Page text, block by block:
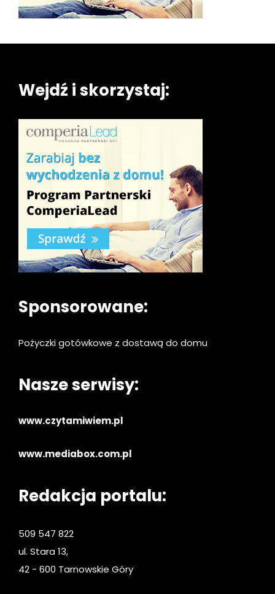
Wejdź i skorzystaj:
Sponsorowane:
Pożyczki gotówkowe z dostawą do domu
Nasze serwisy:
www.czytamiwiem.pl
www.mediabox.com.pl
Redakcja portalu:
509 547 822
ul. Stara 13,
42 - 600 Tarnowskie Góry